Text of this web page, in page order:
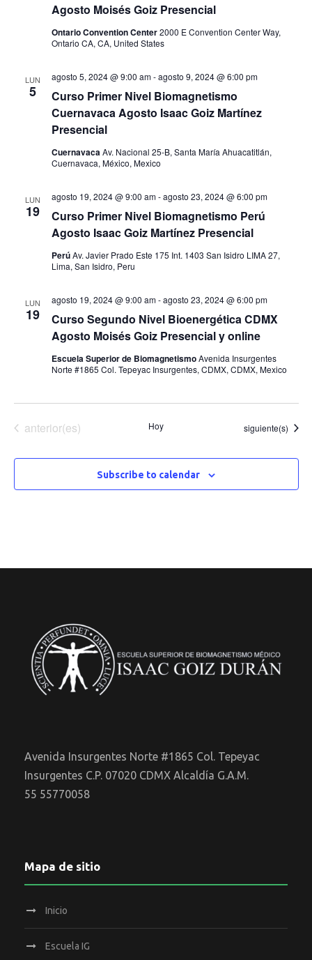
o
s
Agosto Moisés Goiz Presencial
Ontario Convention Center2000 E Convention Center Way,
Ontario CA, CA, United States
LUN
5
Curso Primer Nivel Biomagnetismo
Cuernavaca Agosto Isaac Goiz Martínez
Presencial
agosto 5, 2024 @ 9:00 am-agosto 9, 2024 @ 6:00 pm
CuernavacaAv. Nacional 25-B, Santa María Ahuacatitlán,
Cuernavaca, México, Mexico
LUN
19
Curso Primer Nivel Biomagnetismo Perú
Agosto Isaac Goiz Martínez Presencial
agosto 19, 2024 @ 9:00 am-agosto 23, 2024 @ 6:00 pm
PerúAv. Javier Prado Este 175 Int. 1403 San Isidro LIMA 27,
Lima, San Isidro, Peru
LUN
19
Curso Segundo Nivel Bioenergética CDMX
Agosto Moisés Goiz Presencial y online
agosto 19, 2024 @ 9:00 am-agosto 23, 2024 @ 6:00 pm
Escuela Superior de BiomagnetismoAvenida Insurgentes
Norte #1865 Col. Tepeyac Insurgentes, CDMX, CDMX, Mexico
Eventos
anterior(es) Hoy Eventos
siguiente(s)
Subscribe to calendar
Avenida Insurgentes Norte #1865 Col. Tepeyac
Insurgentes C.P. 07020 CDMX Alcaldía G.A.M.
55 55770058
Mapa de sitio
Inicio
Escuela IG